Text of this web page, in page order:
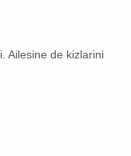
Ailesine de kizlarini